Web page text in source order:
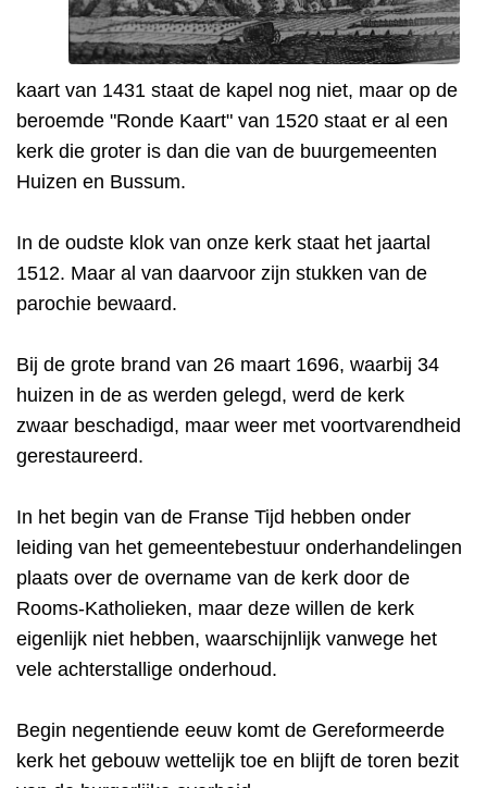
kaart van 1431 staat de kapel nog niet, maar op de
beroemde "Ronde Kaart" van 1520 staat er al een
kerk die groter is dan die van de buurgemeenten
Huizen en Bussum.
In de oudste klok van onze kerk staat het jaartal
1512. Maar al van daarvoor zijn stukken van de
parochie bewaard.
Bij de grote brand van 26 maart 1696, waarbij 34
huizen in de as werden gelegd, werd de kerk
zwaar beschadigd, maar weer met voortvarendheid
gerestaureerd.
In het begin van de Franse Tijd hebben onder
leiding van het gemeentebestuur onderhandelingen
plaats over de overname van de kerk door de
Rooms-Katholieken, maar deze willen de kerk
eigenlijk niet hebben, waarschijnlijk vanwege het
vele achterstallige onderhoud.
Begin negentiende eeuw komt de Gereformeerde
kerk het gebouw wettelijk toe en blijft de toren bezit